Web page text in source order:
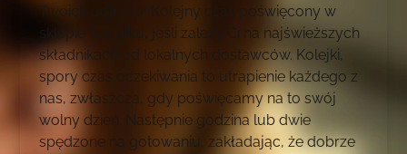
Twoich potrzeb! Kolejny czas poświęcony w
sklepie lub kilku, jeśli zależy Ci na najświeższych
składnikach od lokalnych dostawców. Kolejki,
spory czas oczekiwania to utrapienie każdego z
nas, zwłaszcza, gdy poświęcamy na to swój
wolny dzień. Następnie godzina lub dwie
spędzone na gotowaniu, zakładając, że dobrze